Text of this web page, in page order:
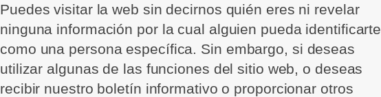
Puedes visitar la web sin decirnos quién eres ni revelar
ninguna información por la cual alguien pueda identificarte
como una persona específica. Sin embargo, si deseas
utilizar algunas de las funciones del sitio web, o deseas
recibir nuestro boletín informativo o proporcionar otros